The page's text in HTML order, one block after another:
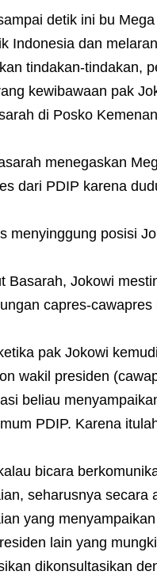
detik ini bu
Indonesia dan
tindakan-tindakan,
kewibawaan pak
di Posko
menegaskan
dari PDIP karena
menyinggung posisi
Basarah, Jokowi
capres-
pak Jokowi
wakil presiden
beliau
PDIP. Karena
bicara
seharusnya secara
yang
lain yang
dikonsultasikan